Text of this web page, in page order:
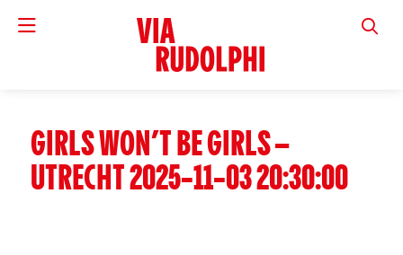
VIA
GIRLS WON’T BE GIRLS –
UTRECHT 2025-11-03 20:30:00